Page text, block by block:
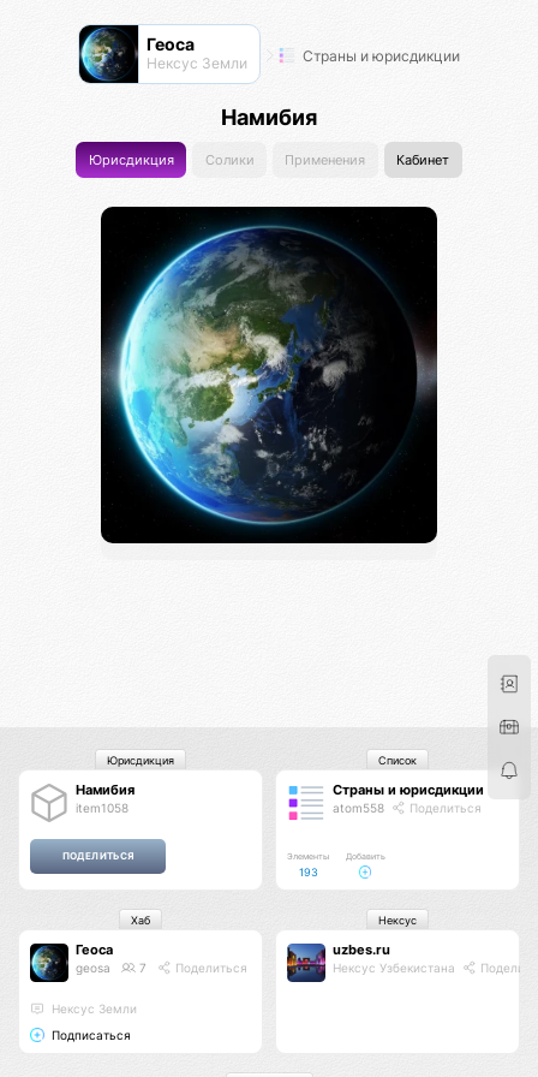
Геоса
Нексус Земли Страны и юрисдикции
Намибия
Юрисдикция Солики Применения Кабинет
Намибия
item1058
Юрисдикция
Страны и юрисдикции
atom558 Поделиться
Элементы
193
Добавить
Список
Геоса
geosa 7 Поделиться
Нексус Земли
Подписаться
Хаб
uzbes.ru
Нексус Узбекистана
Нексус